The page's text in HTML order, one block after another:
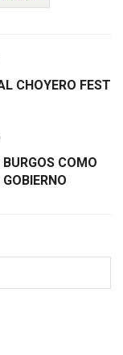
CHOYERO FEST
COMO